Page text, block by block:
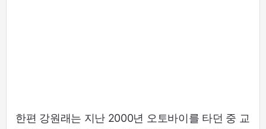
한편 강원래는 지난 2000년 오토바이를 타던 중 교